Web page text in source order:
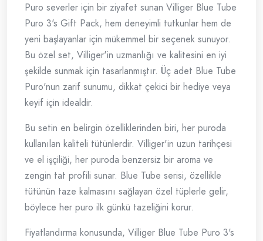
Puro severler için bir ziyafet sunan Villiger Blue Tube
Puro 3's Gift Pack, hem deneyimli tutkunlar hem de
yeni başlayanlar için mükemmel bir seçenek sunuyor.
Bu özel set, Villiger'in uzmanlığı ve kalitesini en iyi
şekilde sunmak için tasarlanmıştır. Üç adet Blue Tube
Puro'nun zarif sunumu, dikkat çekici bir hediye veya
keyif için idealdir.
Bu setin en belirgin özelliklerinden biri, her puroda
kullanılan kaliteli tütünlerdir. Villiger'in uzun tarihçesi
ve el işçiliği, her puroda benzersiz bir aroma ve
zengin tat profili sunar. Blue Tube serisi, özellikle
tütünün taze kalmasını sağlayan özel tüplerle gelir,
böylece her puro ilk günkü tazeliğini korur.
Fiyatlandırma konusunda, Villiger Blue Tube Puro 3's